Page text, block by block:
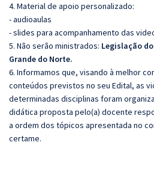
4. Material de apoio personalizado:
- audioaulas
- slides para acompanhamento das
5. Não serão ministrados: Legislação
Grande do Norte.
6. Informamos que, visando à melhor
conteúdos previstos no seu Edital, as
determinadas disciplinas foram
didática proposta pelo(a) docente
a ordem dos tópicos apresentada no
certame.